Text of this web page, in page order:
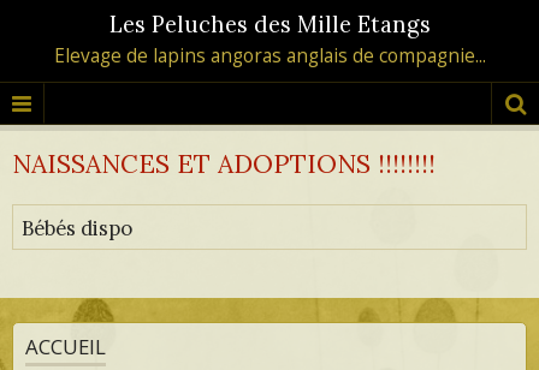
Les Peluches des Mille Etangs
Elevage de lapins angoras anglais de compagnie...
NAISSANCES ET ADOPTIONS !!!!!!!!
Bébés dispo
ACCUEIL